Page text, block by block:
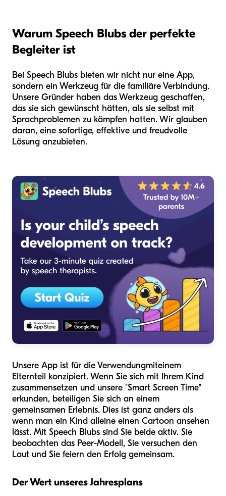
Warum Speech Blubs der perfekte
Begleiter ist
Bei Speech Blubs bieten wir nicht nur eine App,
sondern ein Werkzeug für die familiäre Verbindung.
Unsere Gründer haben das Werkzeug geschaffen,
das sie sich gewünscht hätten, als sie selbst mit
Sprachproblemen zu kämpfen hatten. Wir glauben
daran, eine sofortige, effektive und freudvolle
Lösung anzubieten.
Unsere App ist für die Verwendungmiteinem
Elternteil konzipiert. Wenn Sie sich mit Ihrem Kind
zusammensetzen und unsere "Smart Screen Time"
erkunden, beteiligen Sie sich an einem
gemeinsamen Erlebnis. Dies ist ganz anders als
wenn man ein Kind alleine einen Cartoon ansehen
lässt. Mit Speech Blubs sind Sie beide aktiv. Sie
beobachten das Peer-Modell, Sie versuchen den
Laut und Sie feiern den Erfolg gemeinsam.
Der Wert unseres Jahresplans